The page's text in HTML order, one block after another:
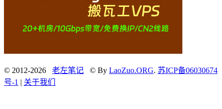
© 2012-2026 老左笔记 © By LaoZuo.ORG. 苏ICP备06030674
号-1 | 关于我们